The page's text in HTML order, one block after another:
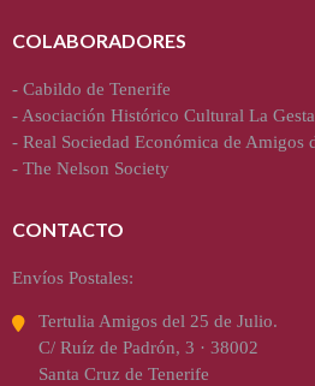
COLABORADORES
- Cabildo de Tenerife
-Asociación Histórico Cultural La
- Real Sociedad Económica de Amigos
- The Nelson Society
CONTACTO
Envíos Postales:
Tertulia Amigos del 25 de Julio.
C/ Ruíz de Padrón, 3 · 38002
Santa Cruz de Tenerife